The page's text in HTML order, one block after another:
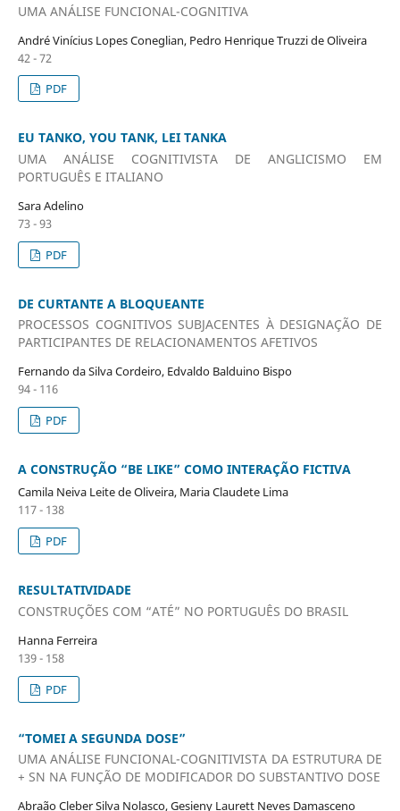
UMA ANÁLISE FUNCIONAL-COGNITIVA
André Vinícius Lopes Coneglian, Pedro Henrique Truzzi de Oliveira
42 - 72
PDF
EU TANKO, YOU TANK, LEI TANKA
UMA ANÁLISE COGNITIVISTA DE ANGLICISMO EM
PORTUGUÊS E ITALIANO
Sara Adelino
73 - 93
PDF
DE CURTANTE A BLOQUEANTE
PROCESSOS COGNITIVOS SUBJACENTES À DESIGNAÇÃO DE
PARTICIPANTES DE RELACIONAMENTOS AFETIVOS
Fernando da Silva Cordeiro, Edvaldo Balduino Bispo
94 - 116
PDF
A CONSTRUÇÃO “BE LIKE” COMO INTERAÇÃO FICTIVA
Camila Neiva Leite de Oliveira, Maria Claudete Lima
117 - 138
PDF
RESULTATIVIDADE
CONSTRUÇÕES COM “ATÉ” NO PORTUGUÊS DO BRASIL
Hanna Ferreira
139 - 158
PDF
“TOMEI A SEGUNDA DOSE”
UMA ANÁLISE FUNCIONAL-COGNITIVISTA DA ESTRUTURA DE
+ SN NA FUNÇÃO DE MODIFICADOR DO SUBSTANTIVO DOSE
Abraão Cleber Silva Nolasco, Gesieny Laurett Neves Damasceno